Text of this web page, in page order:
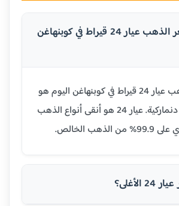
ما هو سعر الذهب عيار 24 قيراط في كوبنهاغن
سعر جرام الذهب عيار 24 قيراط في كوبنهاغن اليوم هو
884.42 كرونة دنماركية. عيار 24 هو أنقى أنواع الذهب
الخالص.
الأغلى؟